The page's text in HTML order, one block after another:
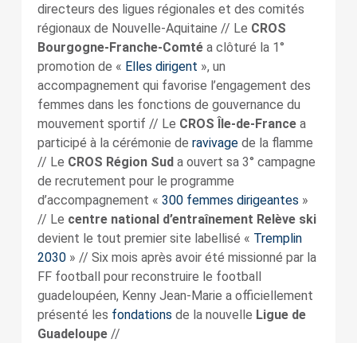
directeurs des ligues régionales et des comités
régionaux de Nouvelle-Aquitaine // Le CROS
Bourgogne-Franche-Comtéa clôturé la 1°
promotion de « Elles dirigent », un
accompagnement qui favorise l’engagement des
femmes dans les fonctions de gouvernance du
mouvement sportif // Le CROS Île-de-Francea
participé à la cérémonie de ravivagede la flamme
// Le CROS Région Suda ouvert sa 3° campagne
de recrutement pour le programme
d’accompagnement « 300 femmes dirigeantes »
// Le centre national d’entraînement Relève ski
devient le tout premier site labellisé « Tremplin
2030 » // Six mois après avoir été missionné par la
FF football pour reconstruire le football
guadeloupéen, Kenny Jean-Marie a officiellement
présenté les fondations de la nouvelle Ligue de
Guadeloupe//